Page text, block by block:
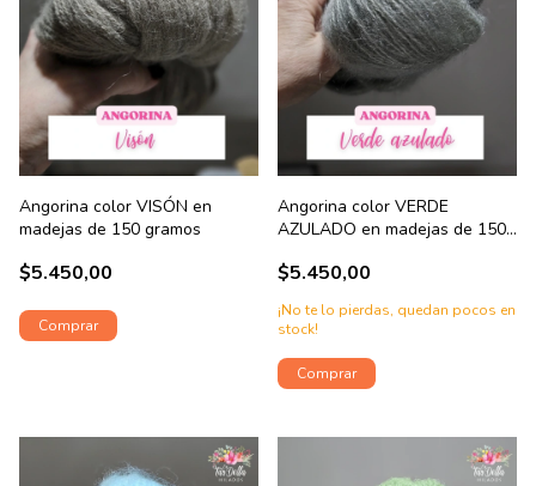
Angorina color VISÓN en
madejas de 150 gramos
$5.450,00
Angorina color VERDE
AZULADO en madejas de 150
$5.450,00
¡No te lo pierdas, quedan pocos en
stock!